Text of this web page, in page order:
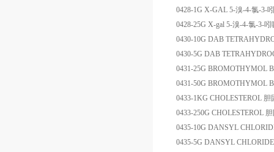
0428-1G X-GAL 5-溴-4-氯-3-
0428-25G X-gal 5-溴-4-氯-3-吲
0430-10G DAB
0430-5G DAB
0431-25G BROMOTHYMOL
0431-50G BROMOTHYMOL
0433-1KG CHOLESTEROL 胆
0433-250G CHOLESTEROL
0435-10G DANSYL
0435-5G DANSYL CHLORIDE